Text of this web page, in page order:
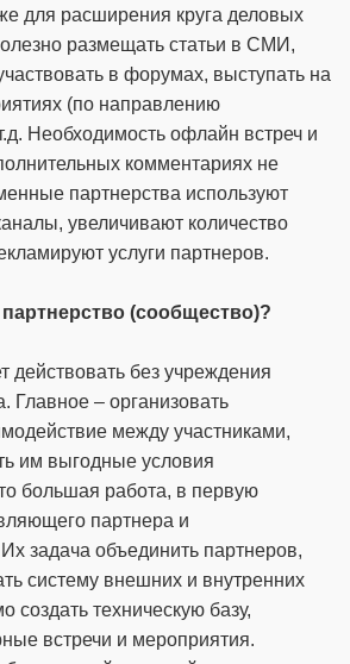
для расширения круга деловых
размещать статьи в СМИ,
в форумах, выступать на
(по направлению
Необходимость офлайн встреч и
комментариях не
партнерства используют
увеличивают количество
услуги партнеров.
(сообщество)?
действовать без учреждения
Главное – организовать
между участниками,
им выгодные условия
большая работа, в первую
партнера и
задача объединить партнеров,
систему внешних и внутренних
создать техническую базу,
встречи и мероприятия.